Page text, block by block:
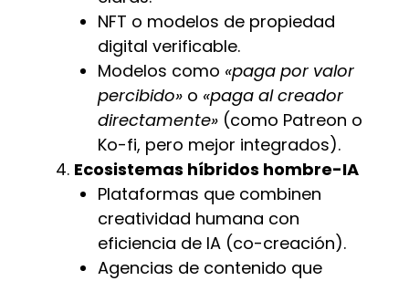
NFT o modelos de propiedad
digital verificable.
Modelos como «paga por valor
percibido»o «paga al creador
directamente»(como Patreon o
Ko-fi, pero mejor integrados).
Ecosistemas híbridos hombre-IA
Plataformas que combinen
creatividad humana con
eficiencia de IA (co-creación).
Agencias de contenido que